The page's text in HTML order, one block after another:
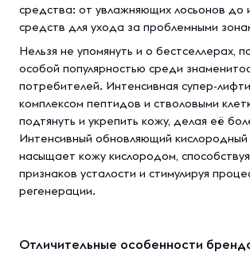
средства: от увлажняющих лосьонов до
средств для ухода за проблемными
Нельзя не упомянуть и о бестселлерах,
особой популярностью среди
потребителей. Интенсивная супер-
комплексом пептидов и стволовыми
подтянуть и укрепить кожу, делая её
Интенсивный обновляющий
насыщает кожу кислородом,
признаков усталости и стимулируя
регенерации.
Отличительные особенности